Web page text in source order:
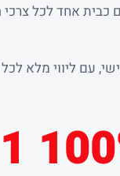
אנו פועלים כבית אחד לכל
עם ליווי מלא
1